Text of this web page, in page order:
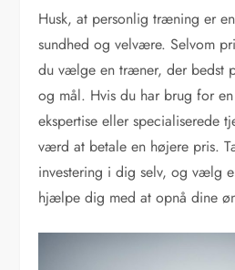
Husk, at personlig træning er
sundhed og velvære. Selvom
du vælge en træner, der bedst
og mål. Hvis du har brug for
ekspertise eller specialiserede
værd at betale en højere pris.
investering i dig selv, og vælg
hjælpe dig med at opnå dine